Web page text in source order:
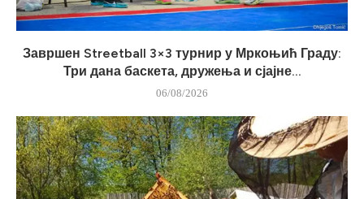
Завршен Streetball 3×3 турнир у Мркоњић Граду:
Три дана баскета, дружења и сјајне...
06/08/2026